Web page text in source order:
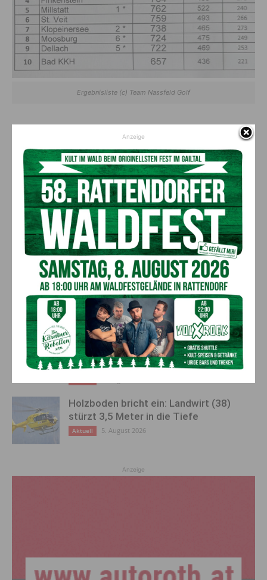
Ergebnisliste (c) Team Nassfeld Golf
Team Kärnten/Köfer fordert
Aufklärung und Transparenz
über Zukunft der
Krankenhaus-Ehe UKH und
Klinikum
Nächster Artikel
STARnacht am Wörthersee:
Musik-Highlight vor
traumhafter Kulisse
AKTUELLES
50 Liter Kraftstoff ausgetreten:
Feuerwehreinsatz in Möderndorf
Aktuell 5. August 2026
Großeinsatz in Arnoldstein:
Grenzüberschreitende Suchaktion nach
Schweizer (67)
Holzboden bricht ein: Landwirt (38)
stürzt 3,5 Meter in die Tiefe
Aktuell 5. August 2026
Anzeige
Anzeige